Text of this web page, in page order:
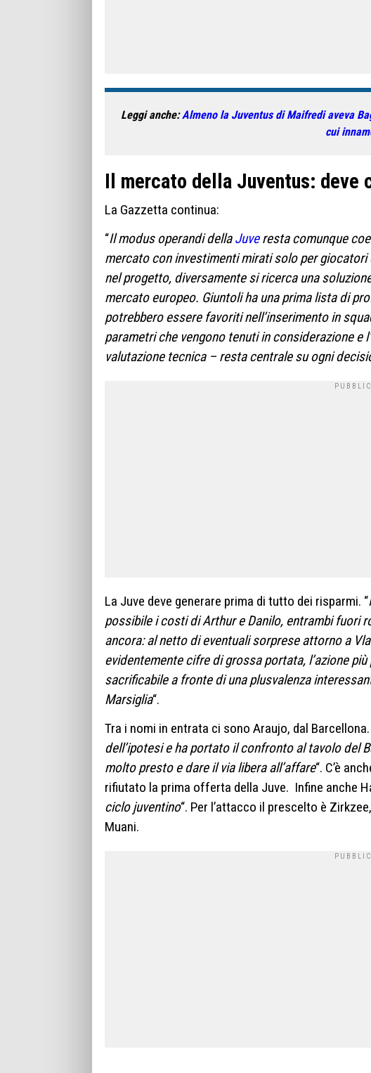
Leggi anche:Almeno la Juventus di Maifredi aveva
cui
Il mercato della Juventus: deve
La Gazzetta continua:
“Il modus operandi dellaJuveresta comunque
mercato con investimenti mirati solo per
nel progetto, diversamente si ricerca una
mercato europeo. Giuntoli ha una prima lista di
potrebbero essere favoriti nell’inserimento in
parametri che vengono tenuti in considerazione
valutazione tecnica – resta centrale su ogni
La Juve deve generare prima di tutto dei risparmi. “
possibile i costi di Arthur e Danilo, entrambi fuori
ancora: al netto di eventuali sorprese attorno a
evidentemente cifre di grossa portata, l’azione
sacrificabile a fronte di una plusvalenza
Marsiglia“.
Tra i nomi in entrata ci sono Araujo, dal
dell’ipotesi e ha portato il confronto al tavolo del
molto presto e dare il via libera all’affare“. C’è
rifiutato la prima offerta della Juve. Infine anche
ciclo juventino“. Per l’attacco il prescelto è
Muani.